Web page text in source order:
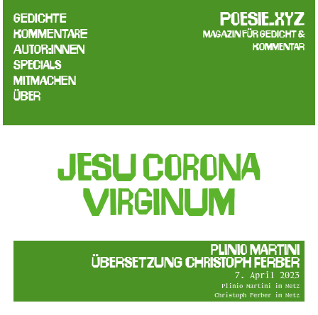
poesie.xyz
Magazin für Gedicht &
Kommentar
Gedichte
Kommentare
Autor:innen
Specials
Mitmachen
Über
Jesu corona
Virginum
Plinio Martini
Übersetzung Christoph Ferber
7. April 2023
Plinio Martini im Netz
Christoph Ferber im Netz